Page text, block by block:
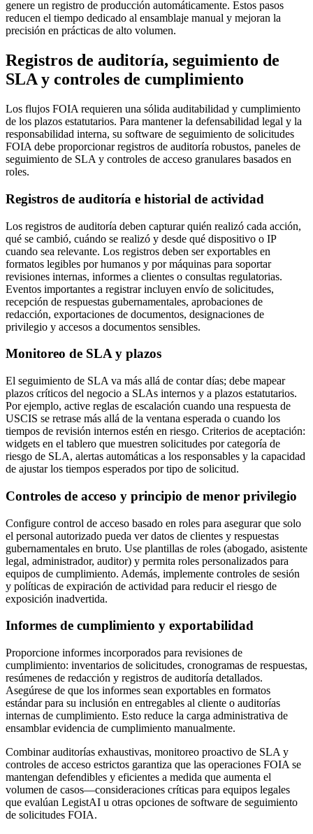
genere un registro de producción automáticamente. Estos pasos
reducen el tiempo dedicado al ensamblaje manual y mejoran la
precisión en prácticas de alto volumen.
Registros de auditoría, seguimiento de
SLA y controles de cumplimiento
Los flujos FOIA requieren una sólida auditabilidad y cumplimiento
de los plazos estatutarios. Para mantener la defensabilidad legal y la
responsabilidad interna, su software de seguimiento de solicitudes
FOIA debe proporcionar registros de auditoría robustos, paneles de
seguimiento de SLA y controles de acceso granulares basados en
roles.
Registros de auditoría e historial de actividad
Los registros de auditoría deben capturar quién realizó cada acción,
qué se cambió, cuándo se realizó y desde qué dispositivo o IP
cuando sea relevante. Los registros deben ser exportables en
formatos legibles por humanos y por máquinas para soportar
revisiones internas, informes a clientes o consultas regulatorias.
Eventos importantes a registrar incluyen envío de solicitudes,
recepción de respuestas gubernamentales, aprobaciones de
redacción, exportaciones de documentos, designaciones de
privilegio y accesos a documentos sensibles.
Monitoreo de SLA y plazos
El seguimiento de SLA va más allá de contar días; debe mapear
plazos críticos del negocio a SLAs internos y a plazos estatutarios.
Por ejemplo, active reglas de escalación cuando una respuesta de
USCIS se retrase más allá de la ventana esperada o cuando los
tiempos de revisión internos estén en riesgo. Criterios de aceptación:
widgets en el tablero que muestren solicitudes por categoría de
riesgo de SLA, alertas automáticas a los responsables y la capacidad
de ajustar los tiempos esperados por tipo de solicitud.
Controles de acceso y principio de menor privilegio
Configure control de acceso basado en roles para asegurar que solo
el personal autorizado pueda ver datos de clientes y respuestas
gubernamentales en bruto. Use plantillas de roles (abogado, asistente
legal, administrador, auditor) y permita roles personalizados para
equipos de cumplimiento. Además, implemente controles de sesión
y políticas de expiración de actividad para reducir el riesgo de
exposición inadvertida.
Informes de cumplimiento y exportabilidad
Proporcione informes incorporados para revisiones de
cumplimiento: inventarios de solicitudes, cronogramas de respuestas,
resúmenes de redacción y registros de auditoría detallados.
Asegúrese de que los informes sean exportables en formatos
estándar para su inclusión en entregables al cliente o auditorías
internas de cumplimiento. Esto reduce la carga administrativa de
ensamblar evidencia de cumplimiento manualmente.
Combinar auditorías exhaustivas, monitoreo proactivo de SLA y
controles de acceso estrictos garantiza que las operaciones FOIA se
mantengan defendibles y eficientes a medida que aumenta el
volumen de casos—consideraciones críticas para equipos legales
que evalúan LegistAI u otras opciones de software de seguimiento
de solicitudes FOIA.